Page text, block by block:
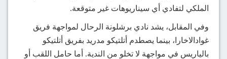
الملكي لتفادي أي سيناريوهات غير متوقعة.
وفي المقابل، يشد نادي برشلونة الرحال لمواجهة فريق
غوادالاخارا، بينما يصطدم أتلتيكو مدريد بفريق أتلتيكو
بالياريس في مواجهة لا تخلو من الندية. أما حامل اللقب أو